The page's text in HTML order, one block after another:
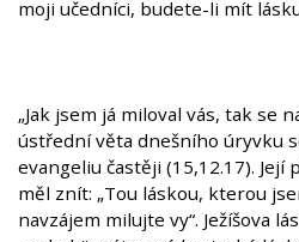
moji učedníci, budete-li mít
„Jak jsem já miloval vás, tak se
ústřední věta dnešního úryvku
evangeliu častěji (15,12.17).
měl znít: „Tou láskou, kterou
navzájem milujte vy“. Ježíšova